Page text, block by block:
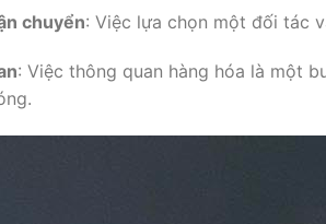
chuyển: Việc lựa chọn một đối tác
: Việc thông quan hàng hóa là một